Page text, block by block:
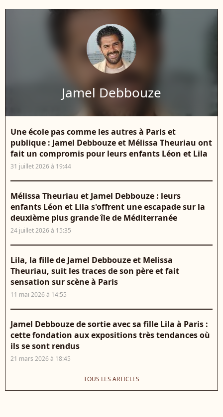
Jamel Debbouze
Une école pas comme les autres à Paris et
publique : Jamel Debbouze et Mélissa Theuriau ont
fait un compromis pour leurs enfants Léon et Lila
31 juillet 2026 à 19:44
Mélissa Theuriau et Jamel Debbouze : leurs
enfants Léon et Lila s'offrent une escapade sur la
deuxième plus grande île de Méditerranée
24 juillet 2026 à 15:35
Lila, la fille de Jamel Debbouze et Melissa
Theuriau, suit les traces de son père et fait
sensation sur scène à Paris
11 mai 2026 à 14:55
Jamel Debbouze de sortie avec sa fille Lila à Paris :
cette fondation aux expositions très tendances où
ils se sont rendus
21 mars 2026 à 18:45
TOUS LES ARTICLES